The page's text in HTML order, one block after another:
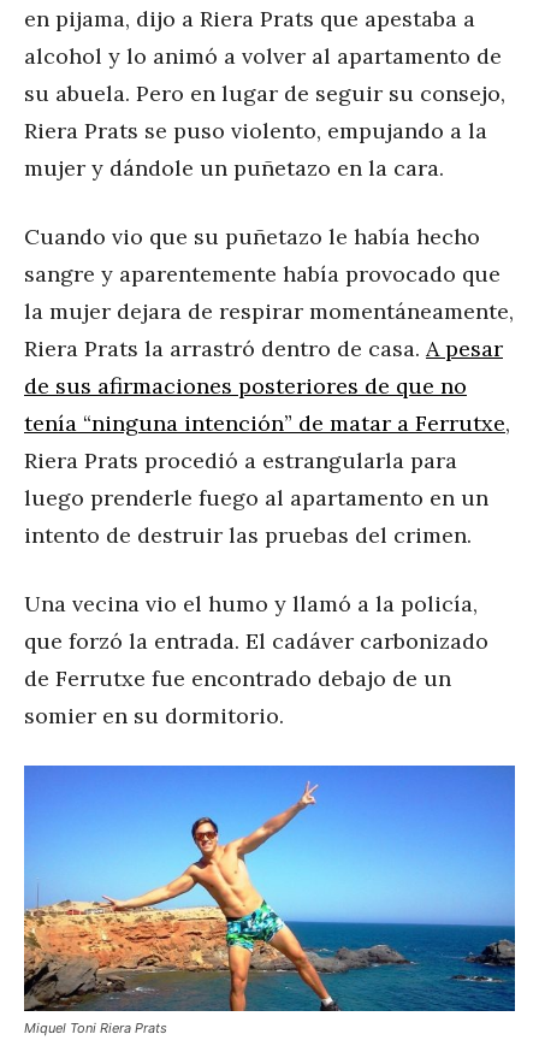
en pijama, dijo a Riera Prats que apestaba a
alcohol y lo animó a volver al apartamento de
su abuela. Pero en lugar de seguir su consejo,
Riera Prats se puso violento, empujando a la
mujer y dándole un puñetazo en la cara.
Cuando vio que su puñetazo le había hecho
sangre y aparentemente había provocado que
la mujer dejara de respirar momentáneamente,
Riera Prats la arrastró dentro de casa. A pesar
de sus afirmaciones posteriores de que no
tenía “ninguna intención” de matar a Ferrutxe,
Riera Prats procedió a estrangularla para
luego prenderle fuego al apartamento en un
intento de destruir las pruebas del crimen.
Una vecina vio el humo y llamó a la policía,
que forzó la entrada. El cadáver carbonizado
de Ferrutxe fue encontrado debajo de un
somier en su dormitorio.
Miquel Toni Riera Prats